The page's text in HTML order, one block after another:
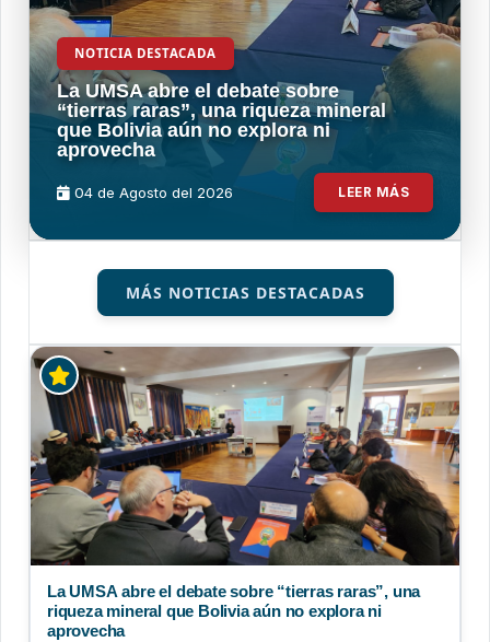
NOTICIA DESTACADA
La UMSA abre el debate sobre
“tierras raras”, una riqueza mineral
que Bolivia aún no explora ni
aprovecha
04 de Agosto del 2026 LEER MÁS
MÁS NOTICIAS DESTACADAS
La UMSA abre el debate sobre “tierras raras”, una
riqueza mineral que Bolivia aún no explora ni
aprovecha